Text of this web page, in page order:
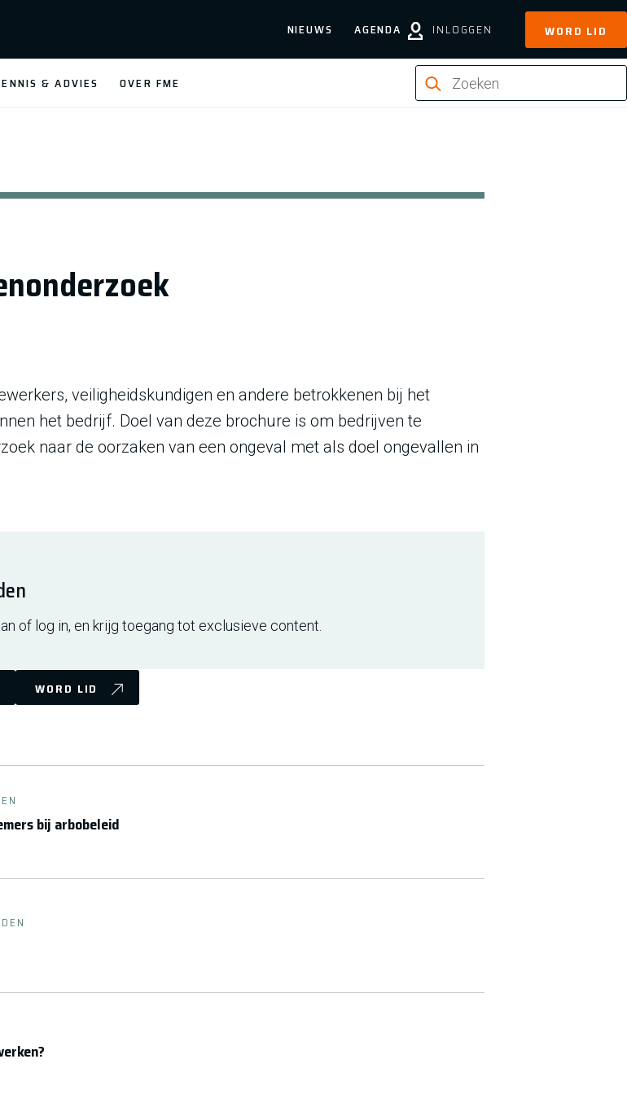
NIEUWS AGENDA INLOGGEN WORD LID
& ADVIES OVER FME
veiligheidskundigen en andere betrokkenen bij het
het bedrijf. Doel van deze brochure is om bedrijven te
naar de oorzaken van een ongeval met als doel ongevallen in
of log in, en krijg toegang tot exclusieve content.
WORD LID
bij arbobeleid